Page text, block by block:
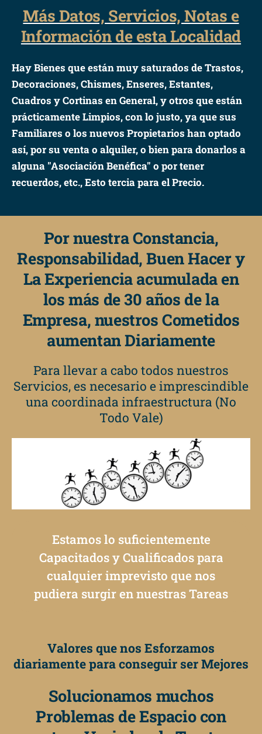
Más Datos, Servicios, Notas e
Información de esta Localidad
Hay Bienes que están muy saturados de Trastos,
Decoraciones, Chismes, Enseres, Estantes,
Cuadros y Cortinas en General, y otros que están
prácticamente Limpios, con lo justo, ya que sus
Familiares o los nuevos Propietarios han optado
así, por su venta o alquiler, o bien para donarlos a
alguna "Asociación Benéfica" o por tener
recuerdos, etc., Esto tercia para el Precio.
Por nuestra Constancia,
Responsabilidad, Buen Hacer y
La Experiencia acumulada en
los más de 30 años de la
Empresa, nuestros Cometidos
aumentan Diariamente
Para llevar a cabo todos nuestros
Servicios, es necesario e imprescindible
una coordinada infraestructura (No
Todo Vale)
Estamos lo suficientemente
Capacitados y Cualificados para
cualquier imprevisto que nos
pudiera surgir en nuestras Tareas
Valores que nos Esforzamos
diariamente para conseguir ser Mejores
Solucionamos muchos
Problemas de Espacio con